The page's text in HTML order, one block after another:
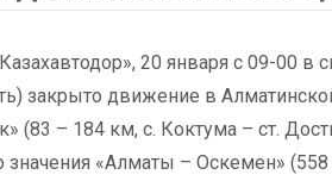
20 января с 09-00 в
закрыто движение в
(83 – 184 км, с. Коктума – ст.
значения «Алматы – Оскемен»